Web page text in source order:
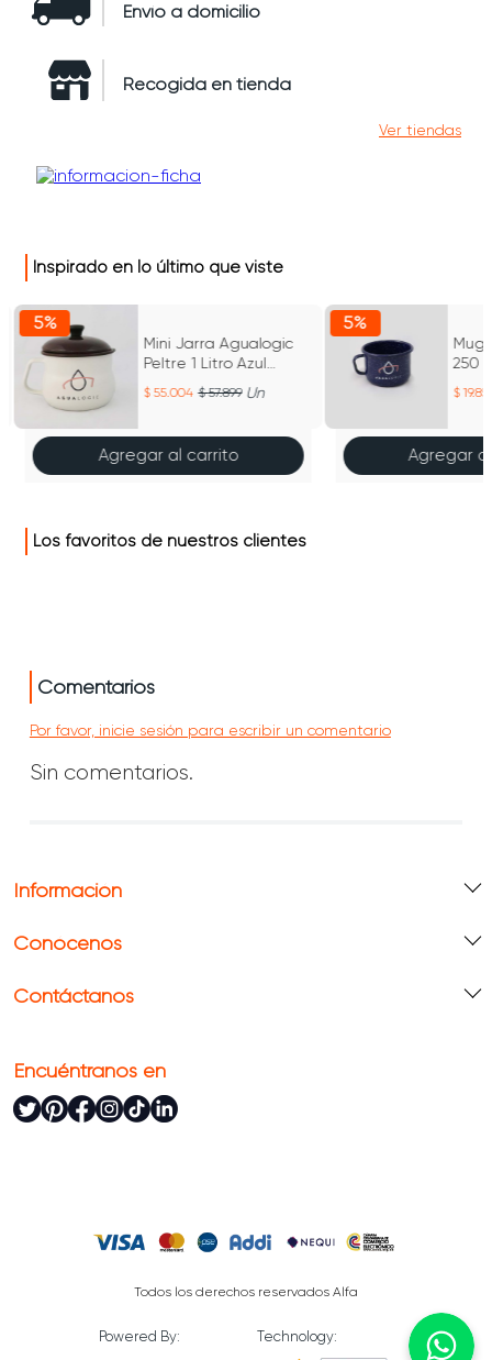
Envío a domicilio
Recogida en tienda
Ver tiendas
Inspirado en lo último que viste
5%
Mini Jarra Agualogic
Peltre 1 Litro Azul
Jaspeado
55.004 57.899 Un
Agregar al carrito
5%
Mug
250
Agregar
Los favoritos de nuestros clientes
Comentarios
Por favor, inicie sesión para escribir un comentario
Sin comentarios.
Información
Conócenos
Contáctanos
Encuéntranos en
Todos los derechos reservados Alfa
Powered By: Technology: